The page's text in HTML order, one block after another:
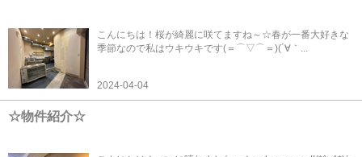
こんにちは！桜が綺麗に咲てますね～☆春が一番大好きな
季節なので私はウキウキです(＝⌒▽⌒＝)(´∀｀...
2024-04-04
☆物件紹介☆